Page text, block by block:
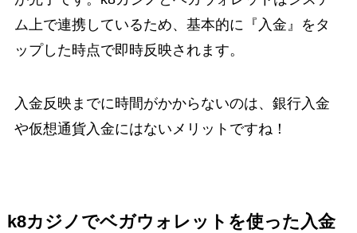
ム上で連携しているため、基本的に『入金』をタ
ップした時点で即時反映されます。
入金反映までに時間がかからないのは、銀行入金
や仮想通貨入金にはないメリットですね！
k8カジノでベガウォレットを使った入金